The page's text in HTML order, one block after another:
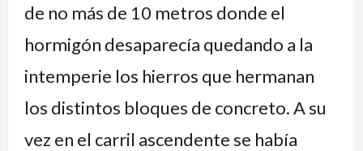
de no más de 10 metros donde el
hormigón desaparecía quedando a la
intemperie los hierros que hermanan
los distintos bloques de concreto. A su
vez en el carril ascendente se había